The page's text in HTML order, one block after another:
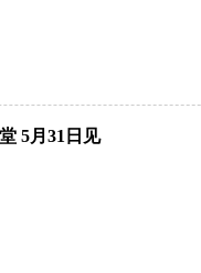
5月31日见